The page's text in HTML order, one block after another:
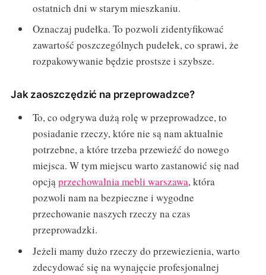
ostatnich dni w starym mieszkaniu.
Oznaczaj pudełka. To pozwoli zidentyfikować
zawartość poszczególnych pudełek, co sprawi, że
rozpakowywanie będzie prostsze i szybsze.
Jak zaoszczędzić na przeprowadzce?
To, co odgrywa dużą rolę w przeprowadzce, to
posiadanie rzeczy, które nie są nam aktualnie
potrzebne, a które trzeba przewieźć do nowego
miejsca. W tym miejscu warto zastanowić się nad
opcjąprzechowalnia mebli warszawa, która
pozwoli nam na bezpieczne i wygodne
przechowanie naszych rzeczy na czas
przeprowadzki.
Jeżeli mamy dużo rzeczy do przewiezienia, warto
zdecydować się na wynajęcie profesjonalnej